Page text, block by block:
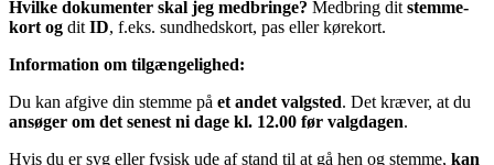
Hvilke dokumenter skal jeg medbringe? Medbring dit stemme-
kort og dit ID, f.eks. sundhedskort, pas eller kørekort.
Information om tilgængelighed:
Du kan afgive din stemme på et andet valgsted. Det kræver, at du
ansøger om det senest ni dage kl. 12.00 før valgdagen.
Hvis du er syg eller fysisk ude af stand til at gå hen og stemme, kan